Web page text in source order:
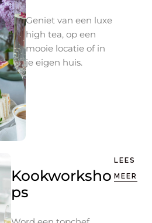
Geniet van een luxe
high tea, op een
mooie locatie of in
je eigen huis.
Kookworksho
ps
LEES
MEER